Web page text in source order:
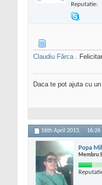
Reputatie:
Claudiu Fărca.
Daca te pot ajuta cu
16th April 2013, 16:26
Popa
Membru